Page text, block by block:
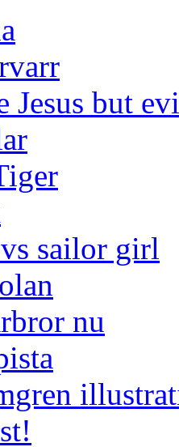
Jesus but
sailor girl
nu